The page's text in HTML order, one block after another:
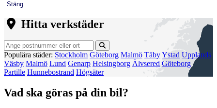
Stäng
Hitta verkstäder
Populära städer: Stockholm Göteborg Malmö TäbyYstad Upplands
Väsby Malmö Lund Genarp Helsingborg Älvsered Göteborg
Partille Hunnebostrand Högsäter
Vad ska göras på din bil?